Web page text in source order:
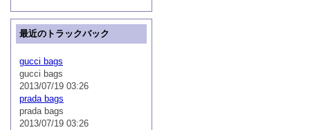
最近のトラックバック
gucci bags
gucci bags
2013/07/19 03:26
prada bags
prada bags
2013/07/19 03:26